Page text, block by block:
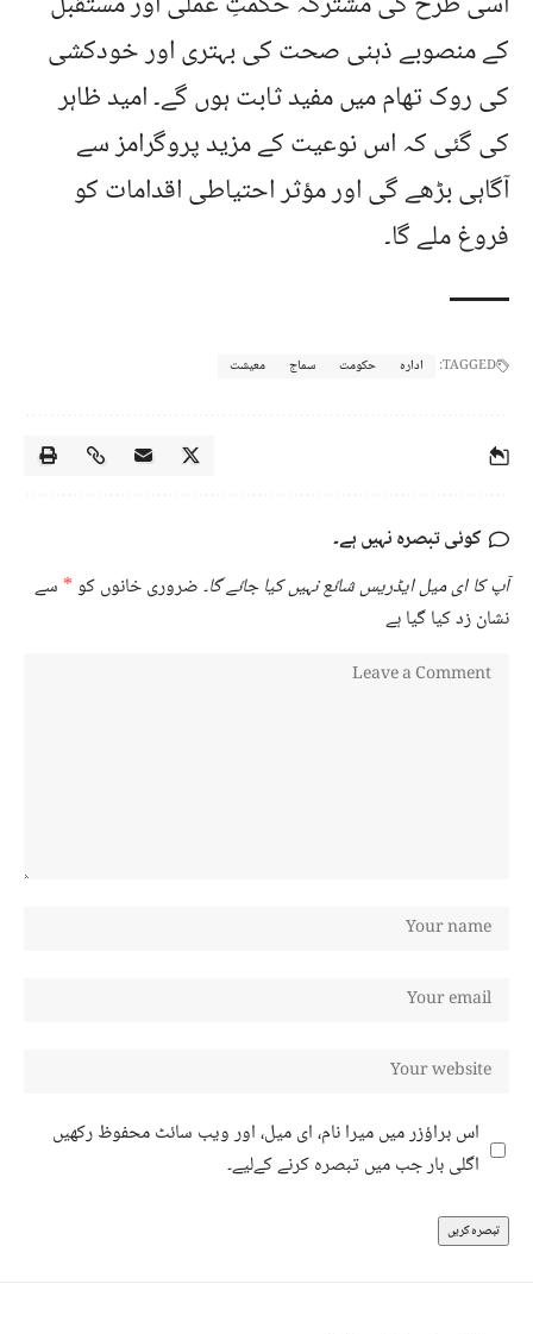
کے منصوبے ذہنی صحت کی بہتری اور خودکشی
کی روک تھام میں مفید ثابت ہوں گے۔ امید ظاہر
کی گئی کہ اس نوعیت کے مزید پروگرامز سے
آگاہی بڑھے گی اور مؤثر احتیاطی اقدامات کو
فروغ ملے گا۔
TAGGED: ادارہ حکومت سماج معیشت
کوئی تبصرہ نہیں ہے۔
آپ کا ای میل ایڈریس شائع نہیں کیا جائے گا۔ضروری خانوں کو* سے
نشان زد کیا گیا ہے
اس براؤزر میں میرا نام، ای میل، اور ویب سائٹ محفوظ رکھیں
اگلی بار جب میں تبصرہ کرنے کےلیے۔